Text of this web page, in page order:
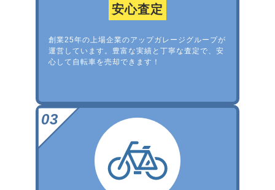
安心査定
創業25年の上場企業のアップガレージグループが
運営しています。豊富な実績と丁寧な査定で、安
心して自転車を売却できます！